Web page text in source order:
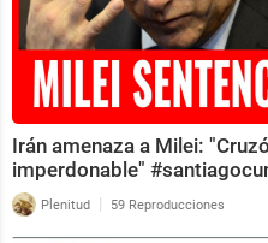
Irán amenaza a Milei:
imperdonable"
Plenitud | 59 Reproducciones